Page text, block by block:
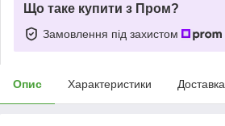
Що таке купити з Пром?
Замовлення під захистом
Опис Характеристики Доставка